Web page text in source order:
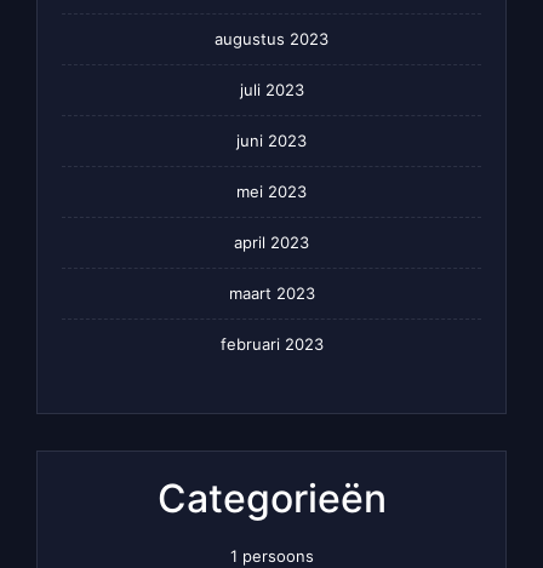
augustus 2023
juli 2023
juni 2023
mei 2023
april 2023
maart 2023
februari 2023
Categorieën
1 persoons